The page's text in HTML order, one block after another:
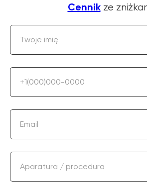
Cennikze
Twoje imię
+1(000)000-0000
Email
Aparatura / procedura